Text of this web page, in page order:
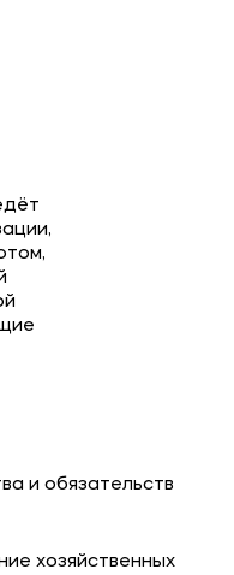
и обязательств
хозяйственных